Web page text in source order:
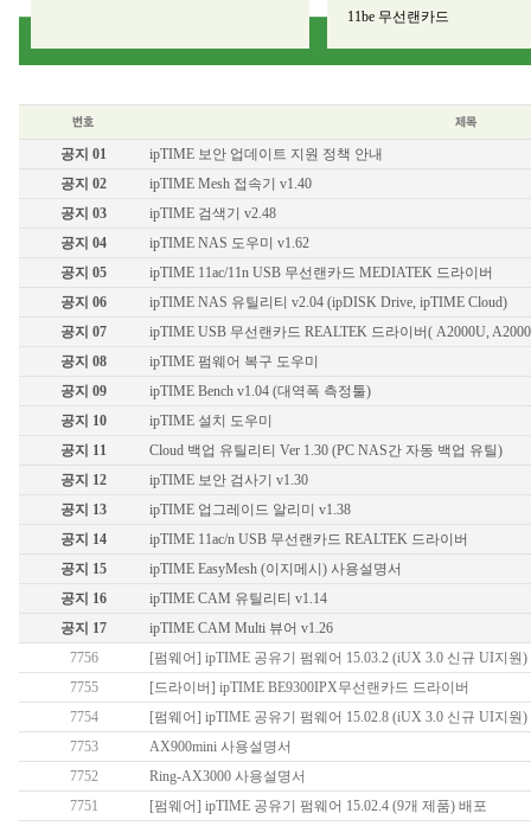
11be 무선랜카드
기가비트 허브
공지 01
ipTIME 보안 업데이트 지원 정책 안내
공지 02
ipTIME Mesh 접속기 v1.40
공지 03
ipTIME 검색기 v2.48
공지 04
ipTIME NAS 도우미 v1.62
공지 05
ipTIME 11ac/11n USB 무선랜카드 MEDIATEK 드라이버
공지 06
ipTIME NAS 유틸리티 v2.04 (ipDISK Drive, ipTIME Cloud)
공지 07
ipTIME USB 무선랜카드 REALTEK 드라이버( A2000U,
공지 08
ipTIME 펌웨어 복구 도우미
공지 09
ipTIME Bench v1.04 (대역폭 측정툴)
공지 10
ipTIME 설치 도우미
공지 11
Cloud 백업 유틸리티 Ver 1.30 (PC NAS간 자동 백업 유틸)
공지 12
ipTIME 보안 검사기 v1.30
공지 13
ipTIME 업그레이드 알리미 v1.38
공지 14
ipTIME 11ac/n USB 무선랜카드 REALTEK 드라이버
공지 15
ipTIME EasyMesh (이지메시) 사용설명서
공지 16
ipTIME CAM 유틸리티 v1.14
공지 17
ipTIME CAM Multi 뷰어 v1.26
7756
[펌웨어] ipTIME 공유기 펌웨어 15.03.2 (iUX 3.0 신규 UI지원)
7755
[드라이버] ipTIME BE9300IPX무선랜카드 드라이버
7754
[펌웨어] ipTIME 공유기 펌웨어 15.02.8 (iUX 3.0 신규 UI지원)
7753
AX900mini 사용설명서
7752
Ring-AX3000 사용설명서
7751
[펌웨어] ipTIME 공유기 펌웨어 15.02.4 (9개 제품) 배포